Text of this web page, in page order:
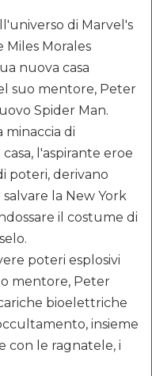
di Marvel's
Miles Morales
nuova casa
suo mentore, Peter
Spider Man.
di
l'aspirante eroe
poteri, derivano
la New York
il costume di
poteri esplosivi
mentore, Peter
bioelettriche
insieme
con le ragnatele, i